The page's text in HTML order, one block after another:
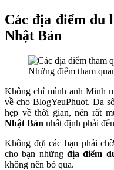
Các địa điểm du
Nhật Bản
Những điểm tham
Không chỉ mình anh Minh
về cho BlogYeuPhuot. Đa
hẹp về thời gian, nên rất
Nhật Bản nhất định phải
Không đợi các bạn phải
cho bạn những địa điểm
không nên bỏ qua.